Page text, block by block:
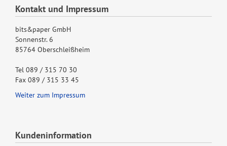
Kontakt und Impressum
bits&paper GmbH
Sonnenstr. 6
85764 Oberschleißheim
Tel 089 / 315 70 30
Fax 089 / 315 33 45
Weiter zum Impressum
Kundeninformation